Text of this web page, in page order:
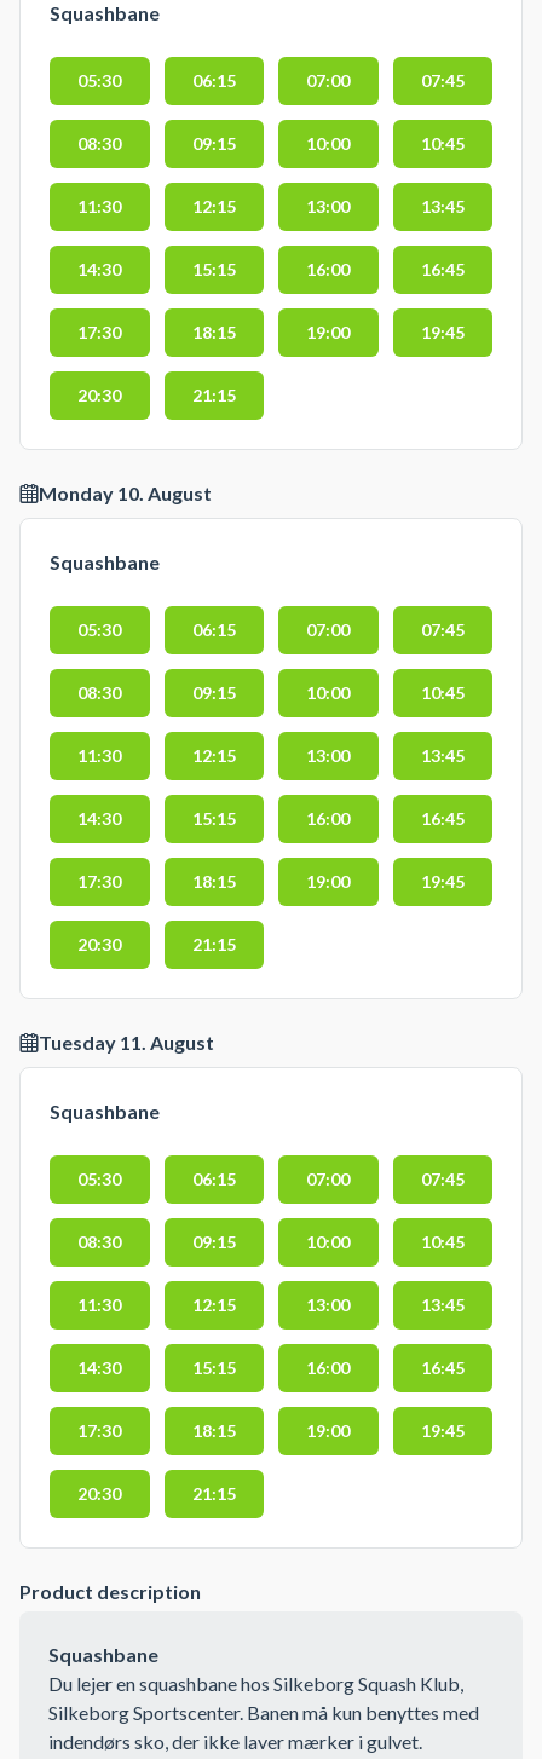
Squashbane
05:30 06:15 07:00 07:45
08:30 09:15 10:00 10:45
11:30 12:15 13:00 13:45
14:30 15:15 16:00 16:45
17:30 18:15 19:00 19:45
20:30 21:15
Monday 10. August
Squashbane
05:30 06:15 07:00 07:45
08:30 09:15 10:00 10:45
11:30 12:15 13:00 13:45
14:30 15:15 16:00 16:45
17:30 18:15 19:00 19:45
20:30 21:15
Tuesday 11. August
Squashbane
05:30 06:15 07:00 07:45
08:30 09:15 10:00 10:45
11:30 12:15 13:00 13:45
14:30 15:15 16:00 16:45
17:30 18:15 19:00 19:45
20:30 21:15
Product description
Squashbane
Du lejer en squashbane hos Silkeborg Squash Klub,
Silkeborg Sportscenter. Banen må kun benyttes med
indendørs sko, der ikke laver mærker i gulvet.